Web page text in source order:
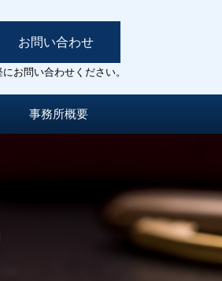
お問い合わせ
お問い合わせください。
事務所概要